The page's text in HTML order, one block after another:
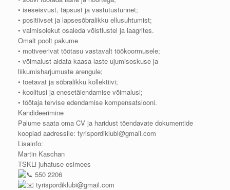
• iseseisvust, täpsust ja vastutustunnet;
• positiivset ja lapsesõbralikku ellusuhtumist;
• valmisolekut osaleda võistlustel ja laagrites.
Omalt poolt pakume
• motiveerivat töötasu vastavalt töökoormusele;
• võimalust aidata kaasa laste ujumisoskuse ja
liikumisharjumuste arengule;
• toetavat ja sõbralikku kollektiivi;
• koolitusi ja enesetäiendamise võimalusi;
• töötaja tervise edendamise kompensatsiooni.
Kandideerimine
Palume saata oma CV ja haridust tõendavate dokumentide
koopiad aadressile: tyrispordiklubi@gmail.com
Lisainfo:
Martin Kaschan
TSKLi juhatuse esimees
550 2206
tyrispordiklubi@gmail.com